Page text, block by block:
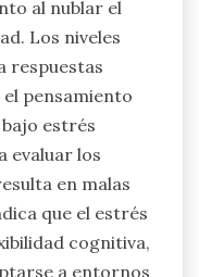
al nublar el
Los niveles
respuestas
pensamiento
estrés
evaluar los
en malas
que el estrés
cognitiva,
a entornos